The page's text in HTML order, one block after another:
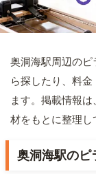
奥洞海駅周辺の
ら探したり、料
ます。掲載情報
材をもとに整理し
奥洞海駅のピ